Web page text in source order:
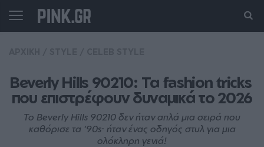
Beverly Hills 90210: Τα fashion tricks
που επιστρέφουν δυναμικά το 2026
Το Beverly Hills 90210 δεν ήταν απλά μια σειρά που
καθόρισε τα ’90s· ήταν ένας οδηγός στυλ για μια
ολόκληρη γενιά!